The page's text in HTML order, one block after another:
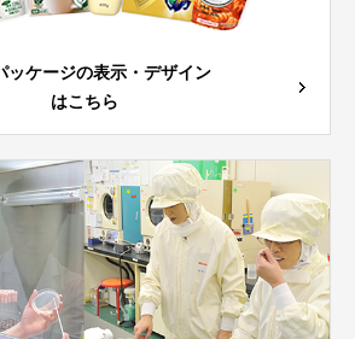
ッケージの表示・デザイン
はこちら